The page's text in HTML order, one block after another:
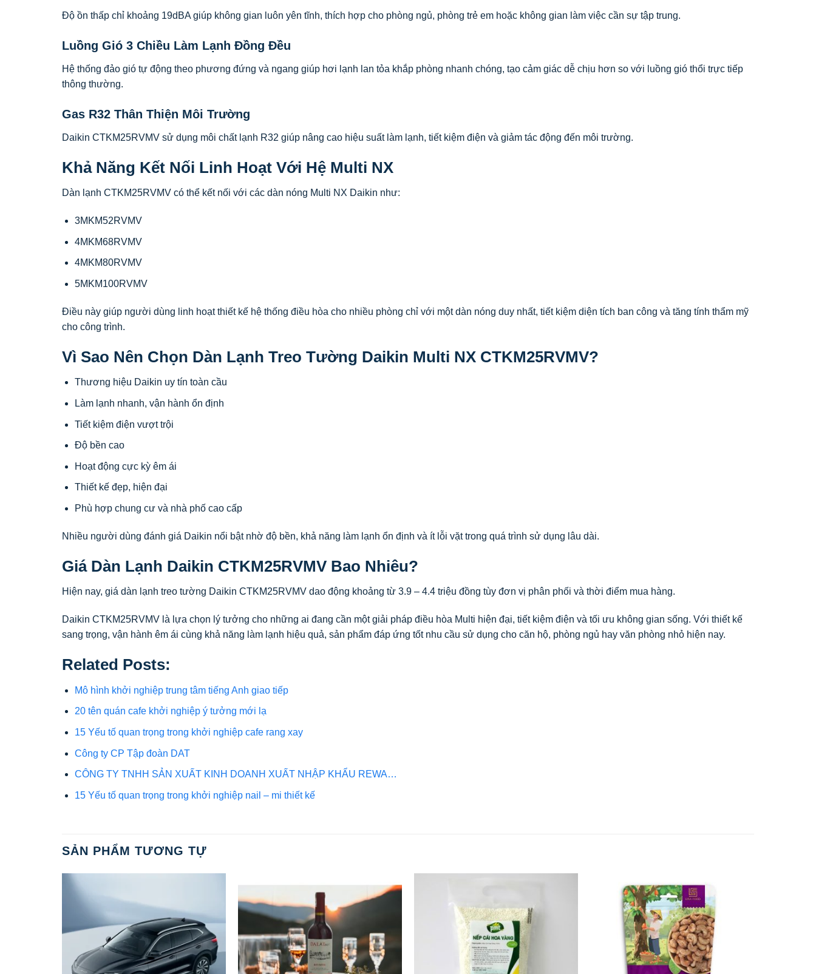
Độ ồn thấp chỉ khoảng 19dBA giúp không gian luôn yên tĩnh, thích hợp cho phòng ngủ, phòng trẻ em hoặc không gian làm việc cần sự tập trung.
Luồng Gió 3 Chiều Làm Lạnh Đồng Đều
Hệ thống đảo gió tự động theo phương đứng và ngang giúp hơi lạnh lan tỏa khắp phòng nhanh chóng, tạo cảm giác dễ chịu hơn so với luồng gió thổi trực tiếp
thông thường.
Gas R32 Thân Thiện Môi Trường
Daikin CTKM25RVMV sử dụng môi chất lạnh R32 giúp nâng cao hiệu suất làm lạnh, tiết kiệm điện và giảm tác động đến môi trường.
Khả Năng Kết Nối Linh Hoạt Với Hệ Multi NX
Dàn lạnh CTKM25RVMV có thể kết nối với các dàn nóng Multi NX Daikin như:
3MKM52RVMV
4MKM68RVMV
4MKM80RVMV
5MKM100RVMV
Điều này giúp người dùng linh hoạt thiết kế hệ thống điều hòa cho nhiều phòng chỉ với một dàn nóng duy nhất, tiết kiệm diện tích ban công và tăng tính thẩm mỹ
cho công trình.
Vì Sao Nên Chọn Dàn Lạnh Treo Tường Daikin Multi NX CTKM25RVMV?
Thương hiệu Daikin uy tín toàn cầu
Làm lạnh nhanh, vận hành ổn định
Tiết kiệm điện vượt trội
Độ bền cao
Hoạt động cực kỳ êm ái
Thiết kế đẹp, hiện đại
Phù hợp chung cư và nhà phố cao cấp
Nhiều người dùng đánh giá Daikin nổi bật nhờ độ bền, khả năng làm lạnh ổn định và ít lỗi vặt trong quá trình sử dụng lâu dài.
Giá Dàn Lạnh Daikin CTKM25RVMV Bao Nhiêu?
Hiện nay, giá dàn lạnh treo tường Daikin CTKM25RVMV dao động khoảng từ 3.9 – 4.4 triệu đồng tùy đơn vị phân phối và thời điểm mua hàng.
Daikin CTKM25RVMV là lựa chọn lý tưởng cho những ai đang cần một giải pháp điều hòa Multi hiện đại, tiết kiệm điện và tối ưu không gian sống. Với thiết kế
sang trọng, vận hành êm ái cùng khả năng làm lạnh hiệu quả, sản phẩm đáp ứng tốt nhu cầu sử dụng cho căn hộ, phòng ngủ hay văn phòng nhỏ hiện nay.
Related Posts:
Mô hình khởi nghiệp trung tâm tiếng Anh giao tiếp
20 tên quán cafe khởi nghiệp ý tưởng mới lạ
15 Yếu tố quan trọng trong khởi nghiệp cafe rang xay
Công ty CP Tập đoàn DAT
CÔNG TY TNHH SẢN XUẤT KINH DOANH XUẤT NHẬP KHẨU REWA…
15 Yếu tố quan trọng trong khởi nghiệp nail – mi thiết kế
SẢN PHẨM TƯƠNG TỰ